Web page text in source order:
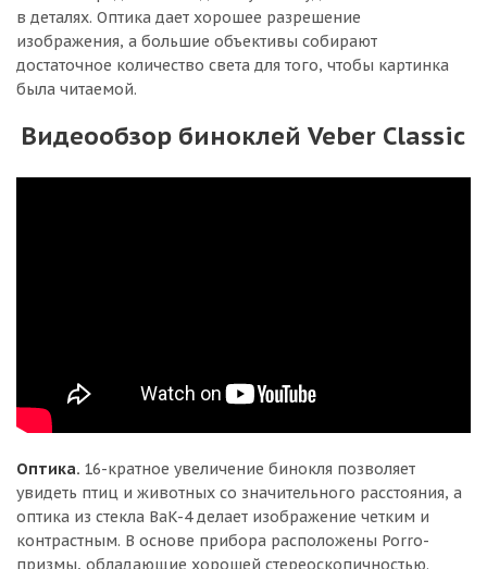
в деталях. Оптика дает хорошее разрешение
изображения, а большие объективы собирают
достаточное количество света для того, чтобы картинка
была читаемой.
Видеообзор биноклей Veber Classic
Оптика. 16-кратное увеличение бинокля позволяет
увидеть птиц и животных со значительного расстояния, а
оптика из стекла BaK-4 делает изображение четким и
контрастным. В основе прибора расположены Porro-
призмы, обладающие хорошей стереоскопичностью.